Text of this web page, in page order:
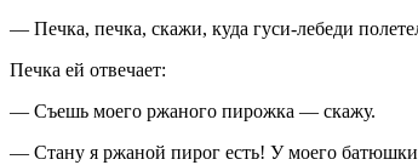
— Печка, печка, скажи, куда гуси-лебеди
Печка ей отвечает:
— Съешь моего ржаного пирожка — скажу.
— Стану я ржаной пирог есть! У моего